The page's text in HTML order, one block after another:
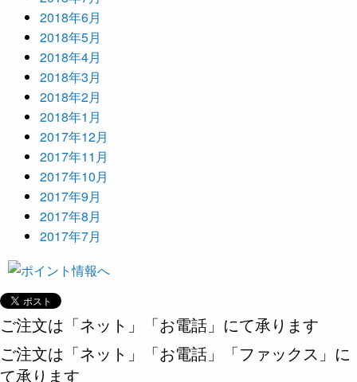
2018年6月
2018年5月
2018年4月
2018年3月
2018年2月
2018年1月
2017年12月
2017年11月
2017年10月
2017年9月
2017年8月
2017年7月
ご注文は「ネット」「お電話」にて承ります
ご注文は「ネット」「お電話」「ファックス」に
て承ります